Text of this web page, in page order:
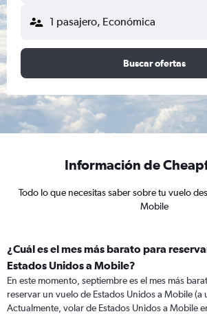
1 pasajero, Económica
Buscar ofertas
Información de
Todo lo que necesitas saber sobre tu vuelo
Mobile
¿Cuál es el mes más barato para
Estados Unidos a Mobile?
En este momento, septiembre es el mes más
reservar un vuelo de Estados Unidos a Mobile
Actualmente, volar de Estados Unidos a Mobile